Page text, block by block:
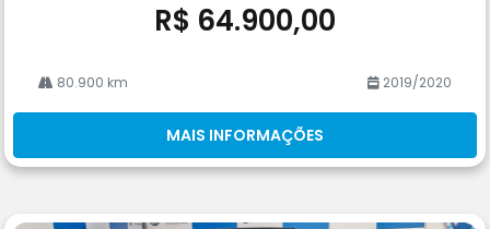
R$ 64.900,00
80.900 km 2019/2020
MAIS INFORMAÇÕES